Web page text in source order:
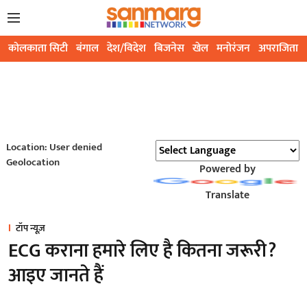
कोलकाता सिटी बंगाल देश/विदेश बिजनेस खेल मनोरंजन अपराजिता
Location: User denied
Geolocation
Powered by
Translate
टॉप न्यूज़
ECG कराना हमारे लिए है कितना जरूरी?
आइए जानते हैं